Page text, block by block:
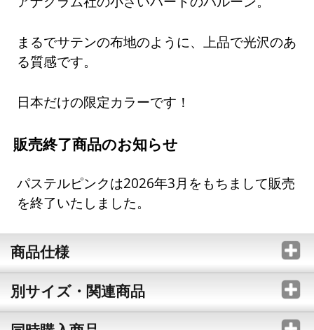
まるでサテンの布地のように、上品で光沢のあ
る質感です。
日本だけの限定カラーです！
販売終了商品のお知らせ
パステルピンクは2026年3月をもちまして販売
を終了いたしました。
商品仕様
別サイズ・関連商品